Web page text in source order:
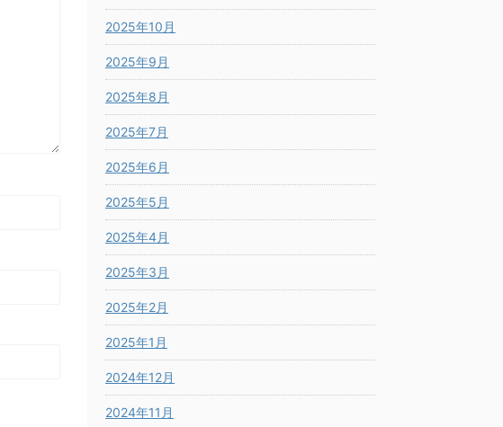
2025年10月
2025年9月
2025年8月
2025年7月
2025年6月
2025年5月
2025年4月
2025年3月
2025年2月
2025年1月
2024年12月
2024年11月